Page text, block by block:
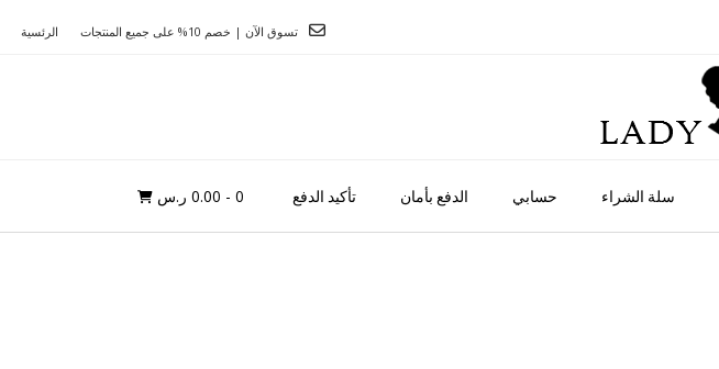
الرئسية تسوق الآن | خصم 10% على جميع المنتجات
تأكيد الدفع الدفع بأمان حسابي سلة الشراء 0 - 0.00 ر.س